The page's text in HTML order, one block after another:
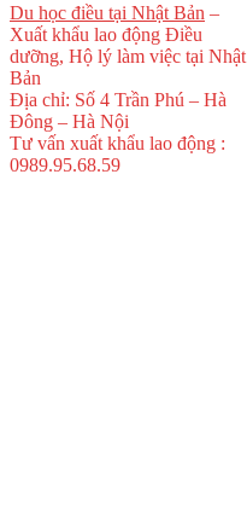
Du học điều tại Nhật Bản –
Xuất khẩu lao động Điều
dưỡng, Hộ lý làm việc tại Nhật
Bản
Địa chỉ: Số 4 Trần Phú – Hà
Đông – Hà Nội
Tư vấn xuất khẩu lao động :
0989.95.68.59